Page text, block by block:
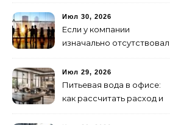
лишних затрат
Июл 30, 2026
Если у компании
изначально отсутствовал
как не утонуть в хаосе
Июл 29, 2026
Питьевая вода в офисе:
как рассчитать расход и